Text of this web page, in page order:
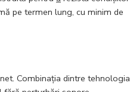
pe termen lung, cu minim de
Combinația dintre tehnologia